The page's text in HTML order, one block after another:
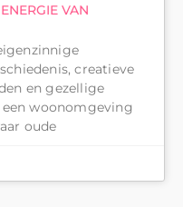
VAN
creatieve
en gezellige
woonomgeving
oude